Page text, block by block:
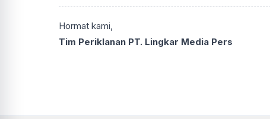
Hormat kami,
Tim Periklanan PT. Lingkar Media Pers